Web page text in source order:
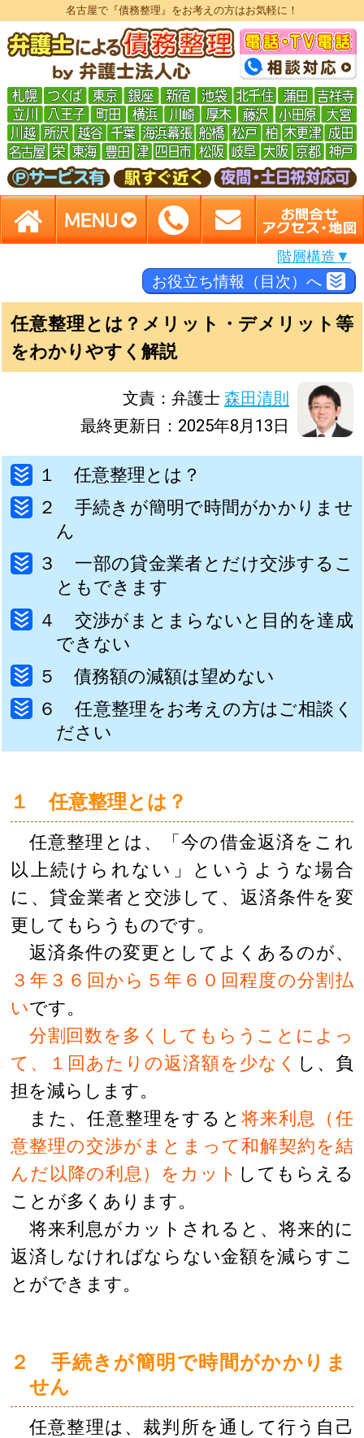
名古屋で『債務整理』をお考えの方はお気軽に！
階層構造▼
お役立ち情報（目次）へ
任意整理とは？メリット・デメリット等
をわかりやすく解説
文責：弁護士 森田清則
最終更新日：2025年8月13日
１ 任意整理とは？
２ 手続きが簡明で時間がかかりませ
ん
３ 一部の貸金業者とだけ交渉するこ
ともできます
４ 交渉がまとまらないと目的を達成
できない
５ 債務額の減額は望めない
６ 任意整理をお考えの方はご相談く
ださい
１ 任意整理とは？
任意整理とは、「今の借金返済をこれ
以上続けられない」というような場合
に、貸金業者と交渉して、返済条件を変
更してもらうものです。
返済条件の変更としてよくあるのが、
３年３６回から５年６０回程度の分割払
いです。
分割回数を多くしてもらうことによっ
て、１回あたりの返済額を少なく し、負
担を減らします。
また、任意整理をすると 将来利息（任
意整理の交渉がまとまって和解契約を結
んだ以降の利息）をカット してもらえる
ことが多くあります。
将来利息がカットされると、将来的に
返済しなければならない金額を減らすこ
とができます。
２ 手続きが簡明で時間がかかりま
せん
任意整理は、裁判所を通して行う自己